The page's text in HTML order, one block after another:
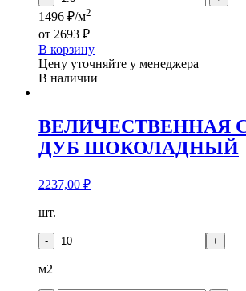
1496 ₽/м2
от 2693 ₽
В корзину
Цену уточняйте у менеджера
В наличии
ВЕЛИЧЕСТВЕННАЯ
ДУБ ШОКОЛАДНЫЙ
2237,00 ₽
Количество
ВЕЛИЧЕСТВЕННАЯ
ДУБ
шт.
- +
м2